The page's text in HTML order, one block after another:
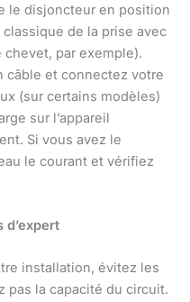
le disjoncteur en position
classique de la prise avec
par exemple).
câble et connectez votre
(sur certains modèles)
sur l’appareil
Si vous avez le
le courant et vérifiez
d’expert
installation, évitez les
pas la capacité du circuit.